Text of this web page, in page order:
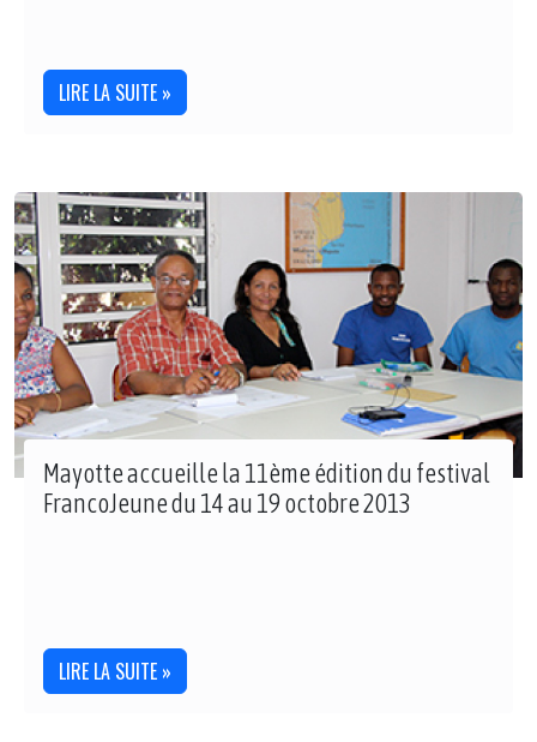
LIRE LA SUITE »
Mayotte accueille la 11ème édition du festival
FrancoJeune du 14 au 19 octobre 2013
LIRE LA SUITE »